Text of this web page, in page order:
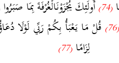
(74) أُولَئِكَ يُجْزَوْنَالْغُرْفَةَ بِمَا
(76)
قُلْ مَا يَعْبَأُ بِكُمْ رَبِّي لَوْلَا
لِزَامًا(77)